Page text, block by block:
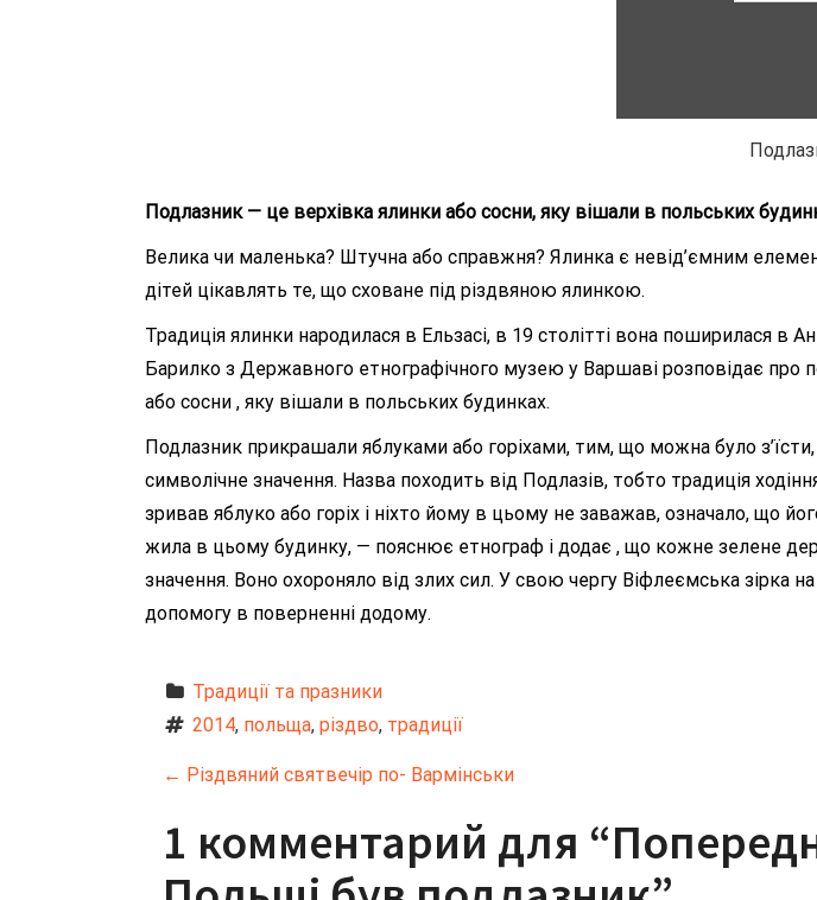
Подлазник — це верхівка ялинки або сосни, яку вішали в польських
Велика чи маленька? Штучна або справжня? Ялинка є невід’ємним
дітей цікавлять те, що сховане під різдвяною ялинкою.
Традиція ялинки народилася в Ельзасі, в 19 столітті вона поширилася в
Барилко з Державного етнографічного музею у Варшаві розповідає про
або сосни , яку вішали в польських будинках.
Подлазник прикрашали яблуками або горіхами, тим, що можна було
символічне значення. Назва походить від Подлазів, тобто традиція
зривав яблуко або горіх і ніхто йому в цьому не заважав, означало, що
жила в цьому будинку, — пояснює етнограф і додає , що кожне зелене
значення. Воно охороняло від злих сил. У свою чергу Віфлеємська зірка
допомогу в поверненні додому.
Традиції та празники
2014, польща, різдво, традиції
Н
а
в
← Різдвяний святвечір по- Вармінськи
1 комментарий для “